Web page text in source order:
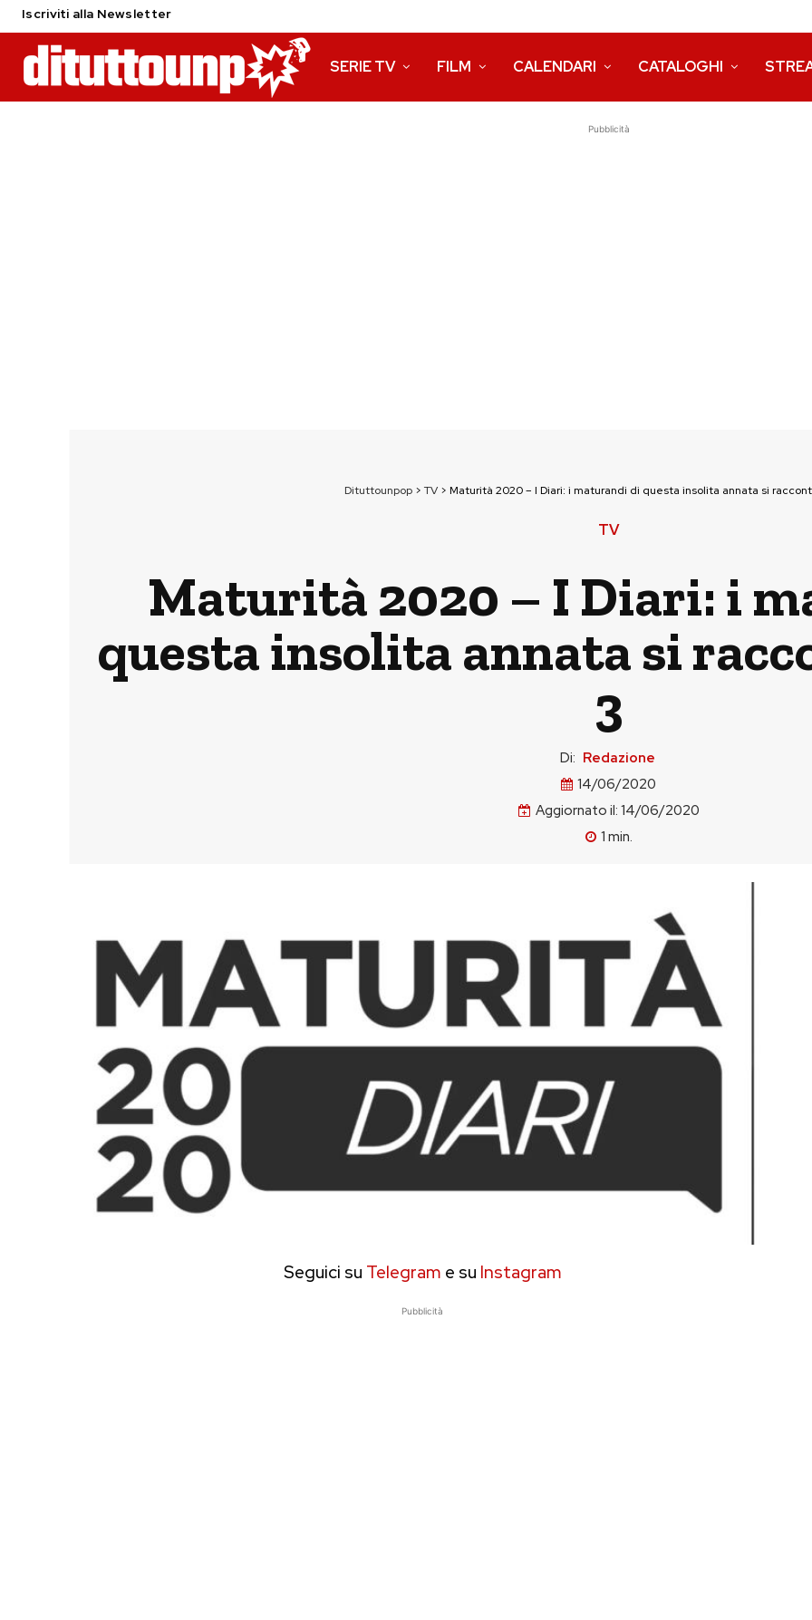
Iscriviti alla Newsletter
SERIE TV FILM CALENDARI CATALOGHI
Pubblicità
Dituttounpop > TV > Maturità 2020 – I Diari: i maturandi di questa insolita annata si
TV
Maturità 2020 – I Diari: i
questa insolita annata si
3
Di: Redazione
14/06/2020
Aggiornato il: 14/06/2020
1 min.
Seguici su Telegram e su Instagram
Pubblicità